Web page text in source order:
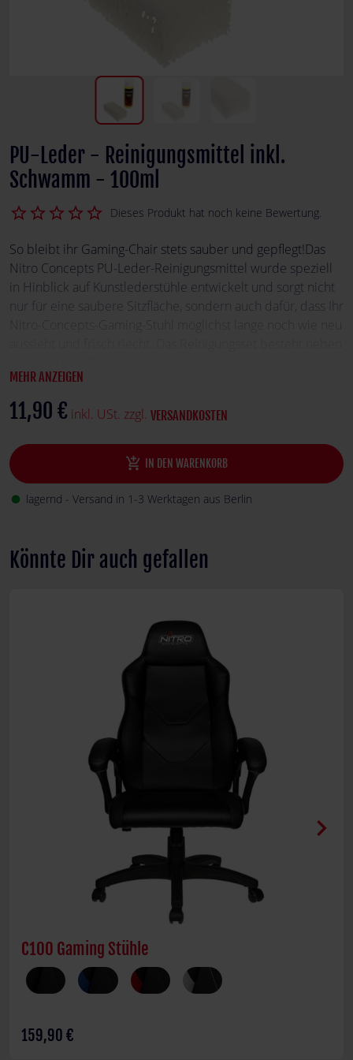
PU-Leder - Reinigungsmittel inkl.
Schwamm - 100ml
star_border
star_border
star_border
star_border
star_border Dieses Produkt hat noch keine Bewertung.
So bleibt ihr Gaming-Chair stets sauber und gepflegt!Das
Nitro Concepts PU-Leder-Reinigungsmittel wurde speziell
in Hinblick auf Kunstlederstühle entwickelt und sorgt nicht
nur für eine saubere Sitzfläche, sondern auch dafür, dass Ihr
Schwamm. Mit diesem kann die Flüssigkeit aufgetragen,
verteilt und der Stuhl gereinigt werden.
MEHR ANZEIGEN
11,90 € inkl. USt. zzgl. VERSANDKOSTEN
add_shopping_cart IN DEN WARENKORB
fiber_manual_record lagernd - Versand in 1-3 Werktagen aus Berlin
Könnte Dir auch gefallen
C100 Gaming Stühle
159,90 €
chevron_right